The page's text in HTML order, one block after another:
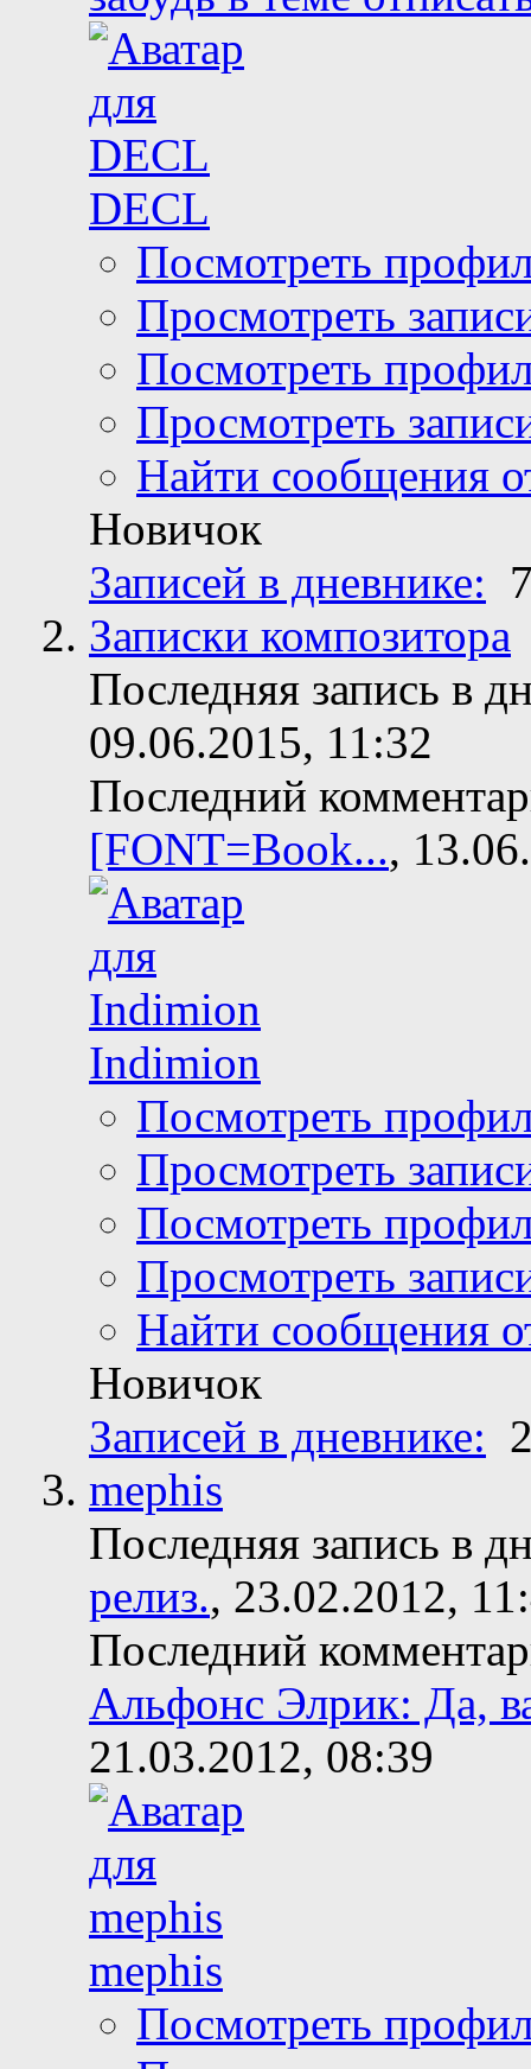
DECL
Посмотреть
Просмотреть
Посмотреть
Просмотреть
Найти сообщения
Новичок
Записей в дневнике:
Записки композитора
Последняя запись в
09.06.2015, 11:32
Последний
[FONT=Book...,
Indimion
Посмотреть
Просмотреть
Посмотреть
Просмотреть
Найти сообщения
Новичок
Записей в дневнике:
mephis
Последняя запись в
релиз., 23.02.2012,
Последний
Альфонс Элрик: Да,
21.03.2012, 08:39
mephis
Посмотреть